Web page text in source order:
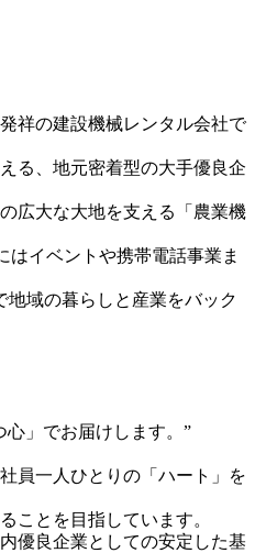
祥の建設機械レンタル会社で
る、地元密着型の大手優良企
広大な大地を支える「農業機
はイベントや携帯電話事業ま
域の暮らしと産業をバック
心」でお届けします。”
員一人ひとりの「ハート」を
ことを目指しています。
優良企業としての安定した基